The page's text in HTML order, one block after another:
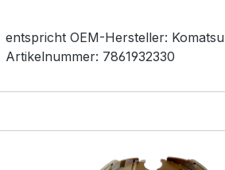
entspricht OEM-Hersteller: Komatsu
Artikelnummer: 7861932330